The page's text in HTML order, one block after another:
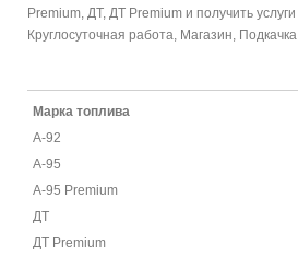
Premium, ДТ, ДТ Premium и получить
Круглосуточная работа, Магазин,
Марка топлива
А-92
А-95
А-95 Premium
ДТ
ДТ Premium